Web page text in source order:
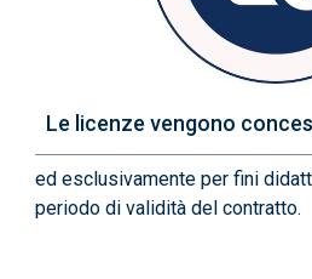
Le licenze vengono
ed esclusivamente per fini
periodo di validità del contratto.